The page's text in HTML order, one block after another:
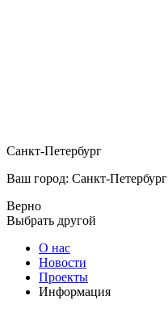
Санкт-Петербург
Ваш город: Санкт-Петербург
Верно
Выбрать другой
О нас
Новости
Проекты
Информация